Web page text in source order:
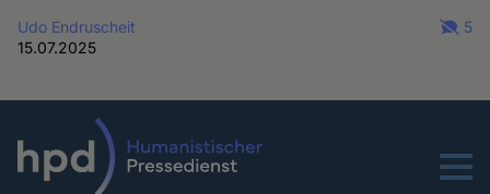
Udo Endruscheit
15.07.2025
5
Menu